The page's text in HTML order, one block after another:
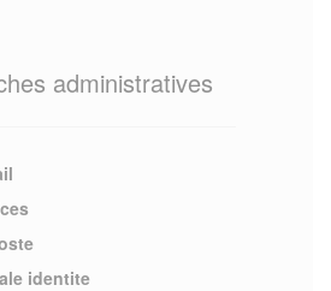
administratives
identite